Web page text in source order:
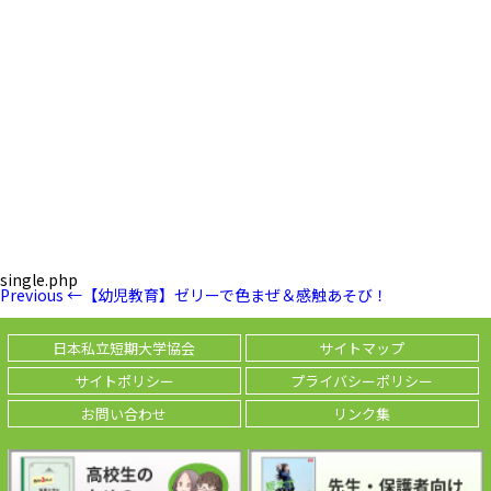
single.php
投
ナ
ビ
ゲ
ー
ョ
Previous
Previous ← 【幼児教育】ゼリーで色まぜ＆感触あそび！
日本私立短期大学協会
サイトマップ
サイトポリシー
プライバシーポリシー
お問い合わせ
リンク集